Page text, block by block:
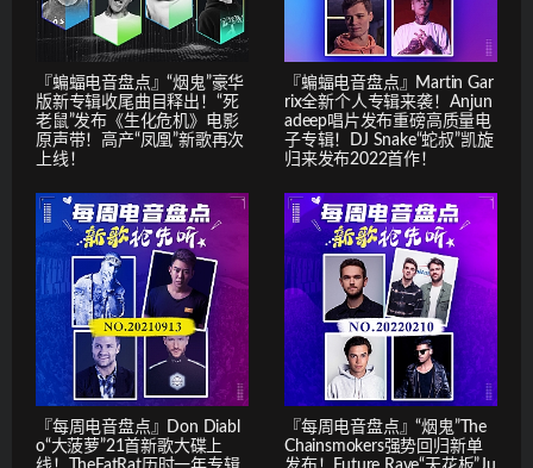
『蝙蝠电音盘点』“烟鬼”豪华
版新专辑收尾曲目释出！“死
老鼠”发布《生化危机》电影
原声带！高产“凤凰”新歌再次
上线！
『蝙蝠电音盘点』Martin Gar
rix全新个人专辑来袭！Anjun
adeep唱片发布重磅高质量电
子专辑！DJ Snake“蛇叔”凯旋
归来发布2022首作！
『每周电音盘点』Don Diabl
o“大菠萝”21首新歌大碟上
『每周电音盘点』“烟鬼”The
Chainsmokers强势回归新单